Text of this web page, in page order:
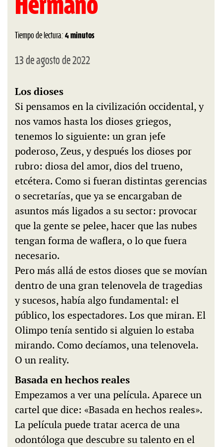
Hermano
Tiempo de lectura: 4 minutos
13 de agosto de 2022
Los dioses
Si pensamos en la civilización occidental, y
nos vamos hasta los dioses griegos,
tenemos lo siguiente: un gran jefe
poderoso, Zeus, y después los dioses por
rubro: diosa del amor, dios del trueno,
etcétera. Como si fueran distintas gerencias
o secretarías, que ya se encargaban de
asuntos más ligados a su sector: provocar
que la gente se pelee, hacer que las nubes
tengan forma de waflera, o lo que fuera
necesario.
Pero más allá de estos dioses que se movían
dentro de una gran telenovela de tragedias
y sucesos, había algo fundamental: el
público, los espectadores. Los que miran. El
Olimpo tenía sentido si alguien lo estaba
mirando. Como decíamos, una telenovela.
O un reality.
Basada en hechos reales
Empezamos a ver una película. Aparece un
cartel que dice: «Basada en hechos reales».
La película puede tratar acerca de una
odontóloga que descubre su talento en el